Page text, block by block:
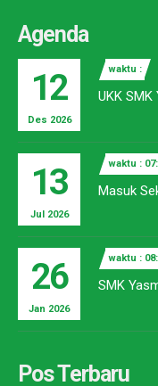
Agenda
12
Des 2026
waktu :
UKK
13
Jul 2026
waktu :
Masuk
26
Jan 2026
waktu :
SMK
Pos Terbaru